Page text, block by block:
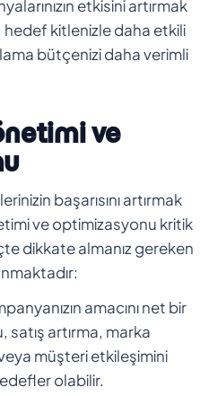
etkisini artırmak
kitlenizle daha etkili
bütçenizi daha verimli
ve
başarısını artırmak
ve optimizasyonu kritik
dikkate almanız gereken
amacını net bir
satış artırma, marka
müşteri etkileşimini
olabilir.